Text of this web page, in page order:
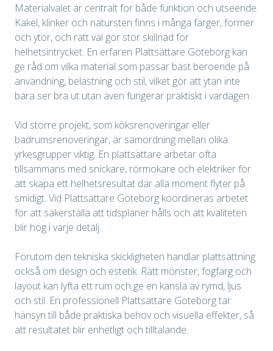
Materialvalet är centralt för både funktion och utseende.
Kakel, klinker och natursten finns i många färger, former
och ytor, och rätt val gör stor skillnad för
helhetsintrycket. En erfaren Plattsättare Göteborg kan
ge råd om vilka material som passar bäst beroende på
användning, belastning och stil, vilket gör att ytan inte
bara ser bra ut utan även fungerar praktiskt i vardagen.
Vid större projekt, som köksrenoveringar eller
badrumsrenoveringar, är samordning mellan olika
yrkesgrupper viktig. En plattsättare arbetar ofta
tillsammans med snickare, rörmokare och elektriker för
att skapa ett helhetsresultat där alla moment flyter på
smidigt. Vid Plattsättare Göteborg koordineras arbetet
för att säkerställa att tidsplaner hålls och att kvaliteten
blir hög i varje detalj.
Förutom den tekniska skickligheten handlar plattsättning
också om design och estetik. Rätt mönster, fogfärg och
layout kan lyfta ett rum och ge en känsla av rymd, ljus
och stil. En professionell Plattsättare Göteborg tar
hänsyn till både praktiska behov och visuella effekter, så
att resultatet blir enhetligt och tilltalande.